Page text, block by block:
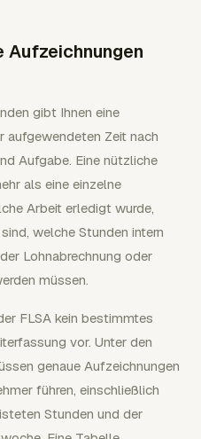
Aufzeichnungen
gibt Ihnen eine
aufgewendeten Zeit nach
Aufgabe. Eine nützliche
als eine einzelne
Arbeit erledigt wurde,
welche Stunden intern
Lohnabrechnung oder
müssen.
FLSA kein bestimmtes
vor. Unter den
genaue Aufzeichnungen
führen, einschließlich
Stunden und der